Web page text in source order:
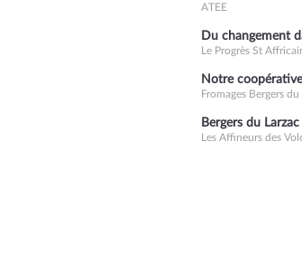
ATEE
Du changement
Le Progrès St
Notre coopérative
Fromages Bergers du
Bergers du Larzac
Les Affineurs des